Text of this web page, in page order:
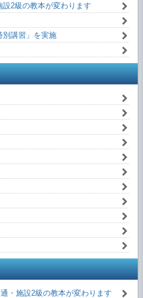
設2級の教本が変わります
別講習」を実施
・施設2級の教本が変わります